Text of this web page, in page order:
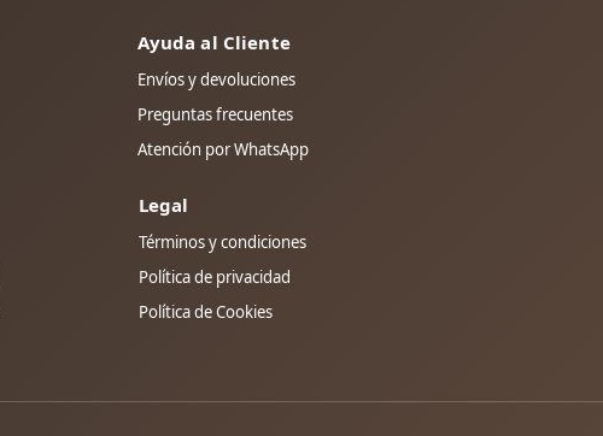
Ayuda al Cliente
Envíos y devoluciones
Preguntas frecuentes
Atención por WhatsApp
Legal
Términos y condiciones
Política de privacidad
Política de Cookies